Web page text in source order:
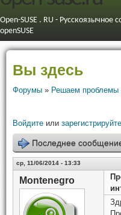
Open-SUSE . RU - Русскоязычное
openSUSE
Вы здесь
Форумы » Решаем проблемы
Войдите или
Последнее
ср, 11/06/2014 - 13:33
Montenegro